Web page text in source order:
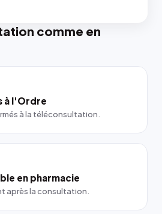
comme en
à l'Ordre
à la téléconsultation.
en pharmacie
après la consultation.